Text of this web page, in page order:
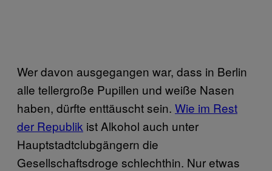
Wer davon ausgegangen war, dass in Berlin
alle tellergroße Pupillen und weiße Nasen
haben, dürfte enttäuscht sein. Wie im Rest
der Republik ist Alkohol auch unter
Hauptstadtclubgängern die
Gesellschaftsdroge schlechthin. Nur etwas